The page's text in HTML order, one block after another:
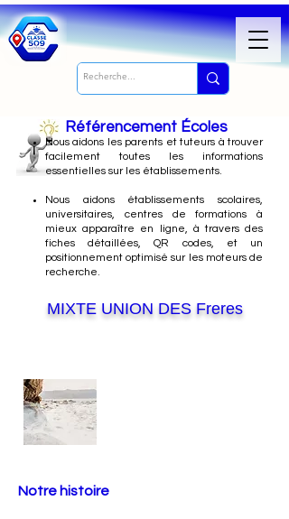
Référencement Écoles
Nousaidons les parents et tuteurs à trouver
facilement toutes les informations
essentielles sur les établissements.
Nous aidons établissements scolaires,
universitaires, centres de formations à
mieux apparaître en ligne, à travers des
fiches détaillées, QR codes, et un
positionnement optimisé sur les moteurs de
recherche.
MIXTE UNION DES Freres
Notre histoire